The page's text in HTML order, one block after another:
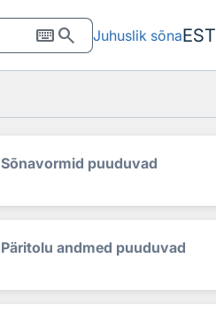
keyboardsearch Juhuslik sõnaEST
Sõnavormid puuduvad
Päritolu andmed puuduvad